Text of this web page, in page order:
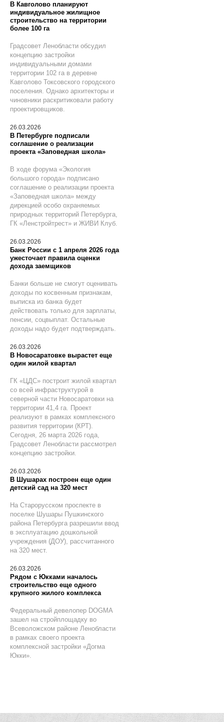
В Кавголово планируют
индивидуальное жилищное
строительство на территории
более 100 га
Градсовет Ленобласти обсудил
концепцию застройки
индивидуальными домами
территории 102 га в деревне
Кавголово Токсовского городского
поселения. Однако архитекторы и
чиновники раскритиковали работу
проектировщиков.
26.03.2026
В Петербурге подписали
соглашение о реализации
проекта «Заповедная школа»
В ходе форума «Экология
большого города» подписано
соглашение о реализации проекта
«Заповедная школа» между
дирекцией особо охраняемых
природных территорий Петербурга,
ГК «Ленстройтрест» и ЖИВИ Клуб.
26.03.2026
Банк России с 1 апреля 2026 года
ужесточает правила оценки
дохода заемщиков
Банки больше не смогут оценивать
доходы по косвенным признакам,
выписка из банка будет
действовать только для зарплаты,
пенсии, соцвыплат. Остальные
доходы надо будет подтверждать.
26.03.2026
В Новосаратовке вырастет еще
один жилой квартал
ГК «ЦДС» построит жилой квартал
со всей инфраструктурой в
северной части Новосаратовки на
территории 41,4 га. Проект
реализуют в рамках комплексного
развития территории (КРТ).
Сегодня, 26 марта 2026 года,
Градсовет Ленобласти рассмотрел
концепцию застройки.
26.03.2026
В Шушарах построен еще один
детский сад на 320 мест
На Старорусском проспекте в
поселке Шушары Пушкинского
района Петербурга разрешили ввод
в эксплуатацию дошкольной
учреждения (ДОУ), рассчитанного
на 320 мест.
26.03.2026
Рядом с Юкками началось
строительство еще одного
крупного жилого комплекса
Федеральный девелопер DOGMA
зашел на стройплощадку во
Всеволожском районе Ленобласти
в рамках своего проекта
комплексной застройки «Догма
Юкки».